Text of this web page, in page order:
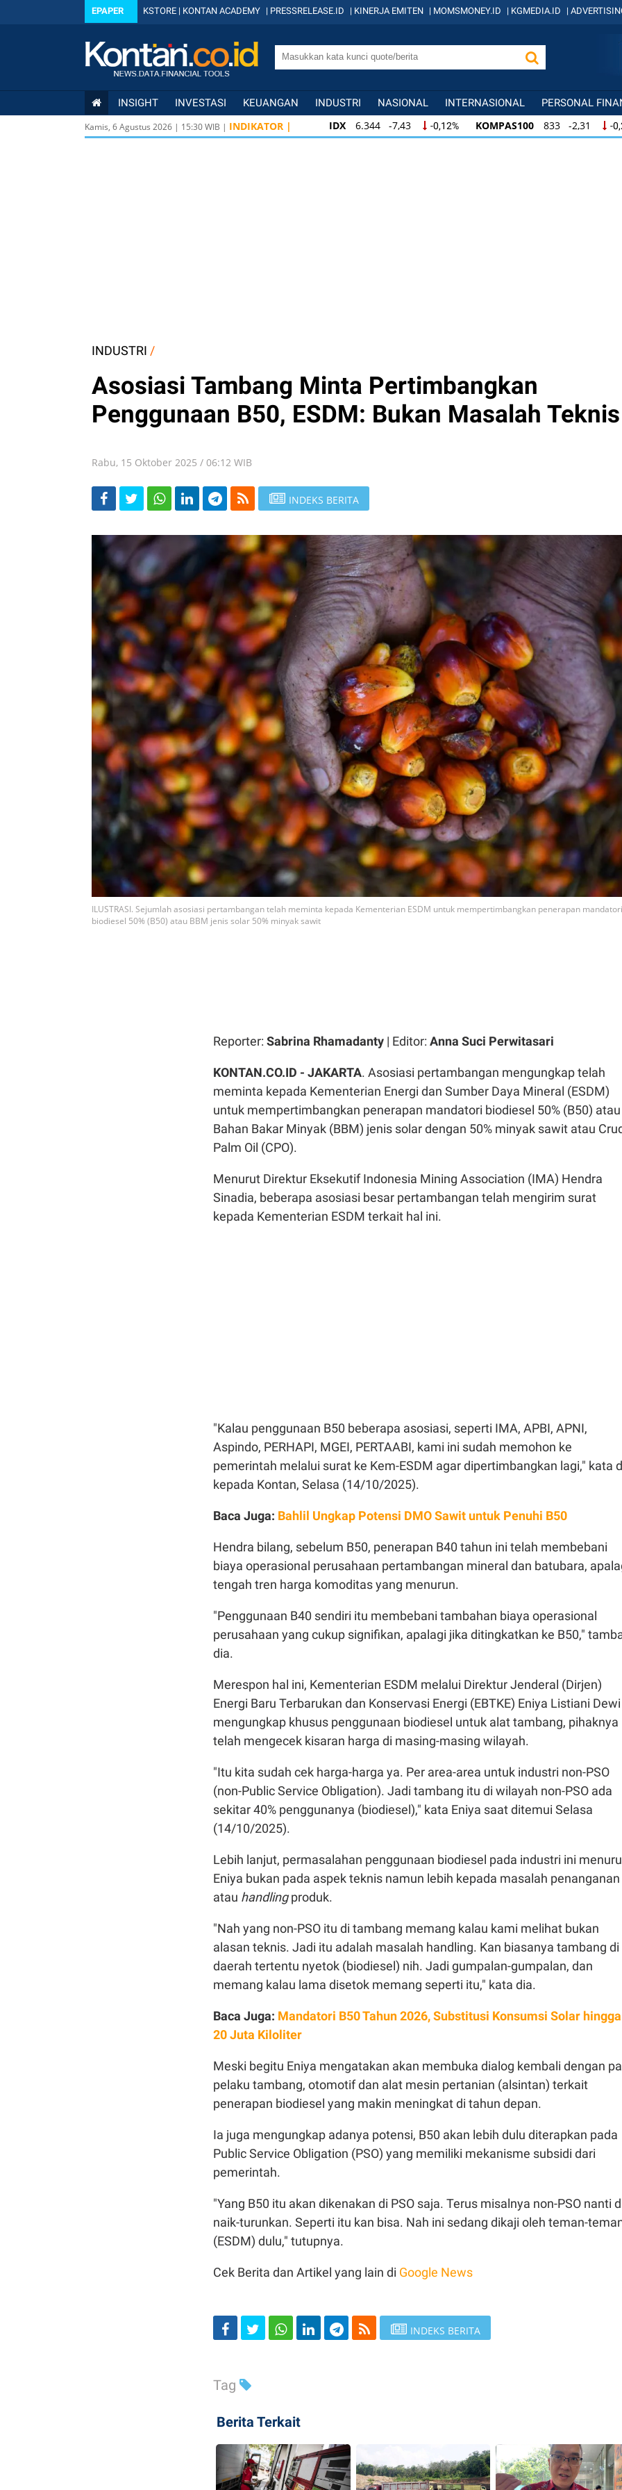
EPAPER KSTORE | KONTAN ACADEMY | PRESSRELEASE.ID | KINERJA EMITEN | MOMSMONEY.ID | KGMEDIA.ID |
INSIGHT INVESTASI KEUANGAN INDUSTRI NASIONAL INTERNASIONAL PERSONAL
Kamis, 6 Agustus 2026 | 15:30WIB | INDIKATOR | IDX 6.344 -7,43 -0,12% KOMPAS100 833 -2,31 -
IDX 6.344 -7,43 -0,12% KOMPAS100 833 -2,31 -
INDUSTRI /
Asosiasi Tambang Minta Pertimbangkan
Penggunaan B50, ESDM: Bukan Masalah Teknis
Rabu, 15 Oktober 2025 / 06:12 WIB
INDEKS BERITA
ILUSTRASI. Sejumlah asosiasi pertambangan telah meminta kepada Kementerian ESDM untuk mempertimbangkan penerapan mandatori
biodiesel 50% (B50) atau BBM jenis solar 50% minyak sawit
Reporter: Sabrina Rhamadanty | Editor: Anna Suci Perwitasari
KONTAN.CO.ID - JAKARTA. Asosiasi pertambangan mengungkap telah
meminta kepada Kementerian Energi dan Sumber Daya Mineral (ESDM)
untuk mempertimbangkan penerapan mandatori biodiesel 50% (B50) atau
Bahan Bakar Minyak (BBM) jenis solar dengan 50% minyak sawit atau
Palm Oil (CPO).
Menurut Direktur Eksekutif Indonesia Mining Association (IMA) Hendra
Sinadia, beberapa asosiasi besar pertambangan telah mengirim surat
kepada Kementerian ESDM terkait hal ini.
"Kalau penggunaan B50 beberapa asosiasi, seperti IMA, APBI, APNI,
Aspindo, PERHAPI, MGEI, PERTAABI, kami ini sudah memohon ke
pemerintah melalui surat ke Kem-ESDM agar dipertimbangkan lagi," kata
kepada Kontan, Selasa (14/10/2025).
Baca Juga: Bahlil Ungkap Potensi DMO Sawit untuk Penuhi B50
Hendra bilang, sebelum B50, penerapan B40 tahun ini telah membebani
biaya operasional perusahaan pertambangan mineral dan batubara,
tengah tren harga komoditas yang menurun.
"Penggunaan B40 sendiri itu membebani tambahan biaya operasional
perusahaan yang cukup signifikan, apalagi jika ditingkatkan ke B50,"
dia.
Merespon hal ini, Kementerian ESDM melalui Direktur Jenderal (Dirjen)
Energi Baru Terbarukan dan Konservasi Energi (EBTKE) Eniya Listiani Dewi
mengungkap khusus penggunaan biodiesel untuk alat tambang, pihaknya
telah mengecek kisaran harga di masing-masing wilayah.
"Itu kita sudah cek harga-harga ya. Per area-area untuk industri non-PSO
(non-Public Service Obligation). Jadi tambang itu di wilayah non-PSO ada
sekitar 40% penggunanya (biodiesel)," kata Eniya saat ditemui Selasa
(14/10/2025).
Lebih lanjut, permasalahan penggunaan biodiesel pada industri ini
Eniya bukan pada aspek teknis namun lebih kepada masalah penanganan
atau handlingproduk.
"Nah yang non-PSO itu di tambang memang kalau kami melihat bukan
alasan teknis. Jadi itu adalah masalah handling. Kan biasanya tambang di
daerah tertentu nyetok (biodiesel) nih. Jadi gumpalan-gumpalan, dan
memang kalau lama disetok memang seperti itu," kata dia.
Baca Juga: Mandatori B50 Tahun 2026, Substitusi Konsumsi Solar hingga
20 Juta Kiloliter
Meski begitu Eniya mengatakan akan membuka dialog kembali dengan
pelaku tambang, otomotif dan alat mesin pertanian (alsintan) terkait
penerapan biodiesel yang makin meningkat di tahun depan.
Ia juga mengungkap adanya potensi, B50 akan lebih dulu diterapkan pada
Public Service Obligation (PSO) yang memiliki mekanisme subsidi dari
pemerintah.
"Yang B50 itu akan dikenakan di PSO saja. Terus misalnya non-PSO nanti
naik-turunkan. Seperti itu kan bisa. Nah ini sedang dikaji oleh teman-
(ESDM) dulu," tutupnya.
Cek Berita dan Artikel yang lain di Google News
INDEKS BERITA
Tag
Berita Terkait